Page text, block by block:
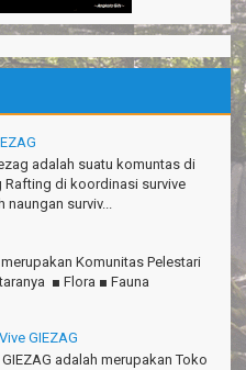
adalah suatu komuntas di
Rafting di koordinasi survive
naungan surviv...
Komunitas Pelestari
■ Flora ■ Fauna
GIEZAG
adalah merupakan Toko